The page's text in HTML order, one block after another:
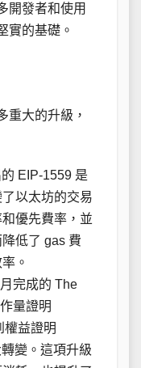
開發者和使用
實的基礎。
重大的升級，
EIP-1559 是
以太坊的交易
優先費率，並
低了 gas 費
。
完成的 The
量證明
權益證明
變。這項升級